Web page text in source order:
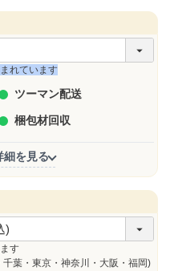
れています
ツーマン配送
梱包材回収
細を見る
す
葉・東京・神奈川・大阪・福岡)